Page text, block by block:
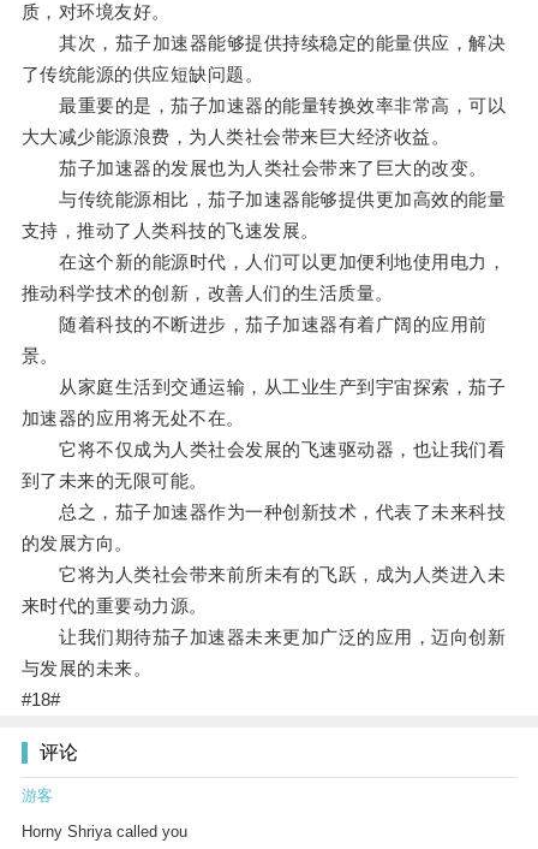
质，对环境友好。
其次，茄子加速器能够提供持续稳定的能量供应，解决
了传统能源的供应短缺问题。
最重要的是，茄子加速器的能量转换效率非常高，可以
大大减少能源浪费，为人类社会带来巨大经济收益。
茄子加速器的发展也为人类社会带来了巨大的改变。
与传统能源相比，茄子加速器能够提供更加高效的能量
支持，推动了人类科技的飞速发展。
在这个新的能源时代，人们可以更加便利地使用电力，
推动科学技术的创新，改善人们的生活质量。
随着科技的不断进步，茄子加速器有着广阔的应用前
景。
从家庭生活到交通运输，从工业生产到宇宙探索，茄子
加速器的应用将无处不在。
它将不仅成为人类社会发展的飞速驱动器，也让我们看
到了未来的无限可能。
总之，茄子加速器作为一种创新技术，代表了未来科技
的发展方向。
它将为人类社会带来前所未有的飞跃，成为人类进入未
来时代的重要动力源。
让我们期待茄子加速器未来更加广泛的应用，迈向创新
与发展的未来。
#18#
评论
游客
Horny Shriya called you